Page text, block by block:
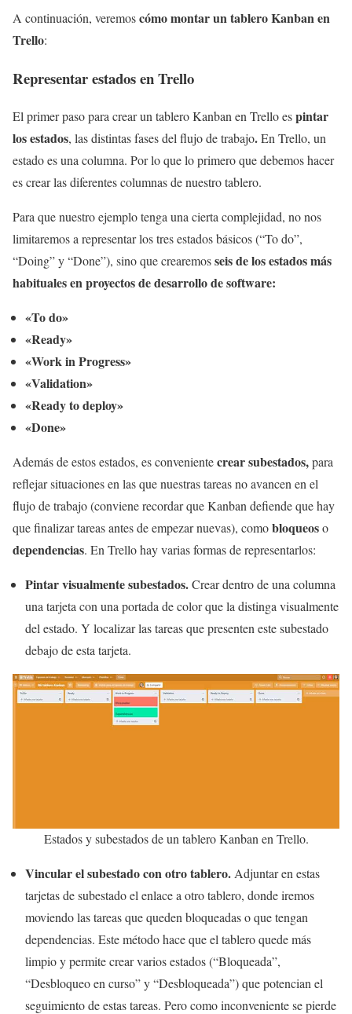
A continuación, veremoscómo montar un tablero Kanban en
Trello:
Representar estados en Trello
El primer paso para crear un tablero Kanban en Trello espintar
los estados, las distintas fases del flujo de trabajo.En Trello, un
estado es una columna. Por lo que lo primero que debemos hacer
es crear las diferentes columnas de nuestro tablero.
Para que nuestro ejemplo tenga una cierta complejidad, no nos
limitaremos a representar los tres estados básicos (“To do”,
“Doing” y “Done”), sino que crearemosseis de los estados más
habituales en proyectos de desarrollo de software:
«To do»
«Ready»
«Work in Progress»
«Validation»
«Ready to deploy»
«Done»
Además de estos estados, es convenientecrear subestados,para
reflejar situaciones en las que nuestras tareas no avancen en el
flujo de trabajo (conviene recordar que Kanban defiende que hay
que finalizar tareas antes de empezar nuevas), comobloqueoso
dependencias. En Trello hay varias formas de representarlos:
Pintar visualmente subestados.Crear dentro de una columna
una tarjeta con una portada de color que la distinga visualmente
del estado. Y localizar las tareas que presenten este subestado
debajo de esta tarjeta.
Estados y subestados de un tablero Kanban en Trello.
Vincular el subestado con otro tablero.Adjuntar en estas
tarjetas de subestado el enlace a otro tablero, donde iremos
moviendo las tareas que queden bloqueadas o que tengan
dependencias. Este método hace que el tablero quede más
limpio y permite crear varios estados (“Bloqueada”,
“Desbloqueo en curso” y “Desbloqueada”) que potencian el
seguimiento de estas tareas. Pero como inconveniente se pierde